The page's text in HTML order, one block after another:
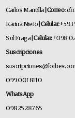
Carlos Mantilla | Correo:
Karina Nieto | Celular:+593
Sol Fraga | Celular:+098
Suscripciones
099 001 8110
WhatsApp
0982528765